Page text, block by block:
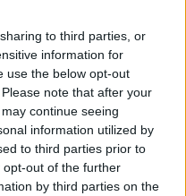
to third parties, or
information for
use the below opt-out
note that after your
continue seeing
information utilized by
to third parties prior to
out of the further
by third parties on the
për çështjen